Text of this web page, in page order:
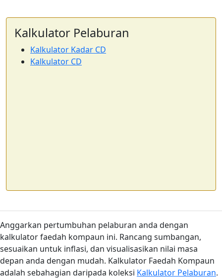
Kalkulator Pelaburan
Kalkulator Kadar CD
Kalkulator CD
Anggarkan pertumbuhan pelaburan anda dengan
kalkulator faedah kompaun ini. Rancang sumbangan,
sesuaikan untuk inflasi, dan visualisasikan nilai masa
depan anda dengan mudah. Kalkulator Faedah Kompaun
adalah sebahagian daripada koleksi Kalkulator Pelaburan.